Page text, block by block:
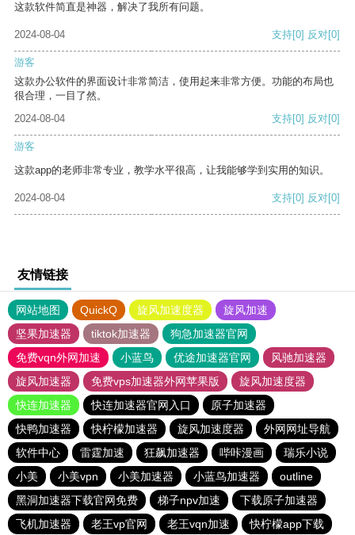
这款软件简直是神器，解决了我所有问题。
2024-08-04 支持[0] 反对[0]
游客
这款办公软件的界面设计非常简洁，使用起来非常方便。功能的布局也
很合理，一目了然。
2024-08-04
支持[0] 反对[0]
游客
这款app的老师非常专业，教学水平很高，让我能够学到实用的知识。
2024-08-04 支持[0] 反对[0]
友情链接
网站地图 QuickQ 旋风加速度器
旋风加速
坚果加速器
tiktok加速器
狗急加速器官网
免费vqn外网加速
小蓝鸟 优途加速器官网
风驰加速器
旋风加速器
免费vps加速器外网苹果版
旋风加速度器
快连加速器
快连加速器官网入口
原子加速器
快鸭加速器
快柠檬加速器 旋风加速度器
外网网址导航
软件中心
雷霆加速 狂飙加速器 哔咔漫画
瑞乐小说
小美
小美vpn 小美加速器 小蓝鸟加速器
outline
黑洞加速器下载官网免费
梯子npv加速
下载原子加速器
飞机加速器
老王vp官网 老王vqn加速 快柠檬app下载